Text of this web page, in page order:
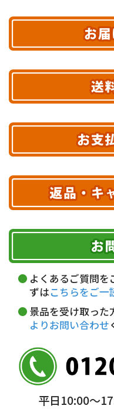
最短
あす着
エリアやお
※ 配送業者による配
※ 沖縄・離
10,000円未満
お届
午前中
18～20時
クレ
代金
5,000円
銀行
普通
＜口座名
※ 振込み
期限を含むルール（
ただく費用がござい
よくあるご質問を
ずはこちらをご一
景品を受け取った
よりお問い合わせ
平日10:00〜